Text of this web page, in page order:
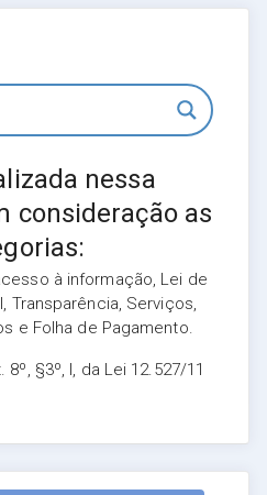
nessa
consideração as
à informação, Lei de
Transparência, Serviços,
e Folha de Pagamento.
§3º, I, da Lei 12.527/11